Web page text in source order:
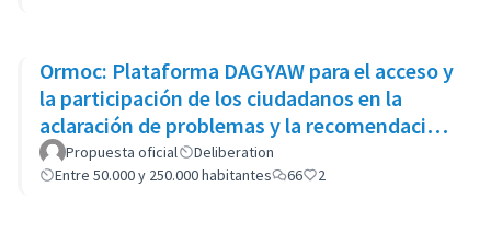
Ormoc: Plataforma DAGYAW para el acceso y
la participación de los ciudadanos en la
aclaración de problemas y la recomendación
de opciones políticas
Propuesta oficial
Deliberation
Entre 50.000 y 250.000 habitantes
66 2